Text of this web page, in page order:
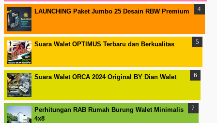
LAUNCHING Paket Jumbo 25 Desain RBW Premium
Suara Walet OPTIMUS Terbaru dan Berkualitas
Suara Walet ORCA 2024 Original BY Dian Walet
Perhitungan RAB Rumah Burung Walet Minimalis
4x8